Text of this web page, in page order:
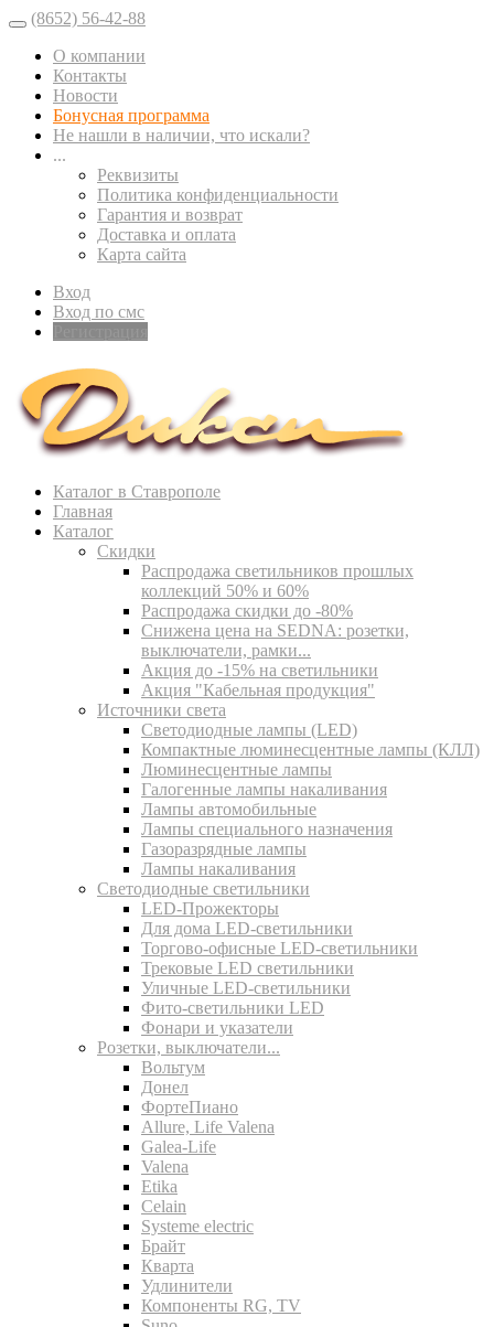
(8652) 56-42-88
О компании
Контакты
Новости
Бонусная программа
Не нашли в наличии, что искали?
...
Реквизиты
Политика конфиденциальности
Гарантия и возврат
Доставка и оплата
Карта сайта
Вход
Вход по смс
Каталог в Ставрополе
Главная
Каталог
Скидки
Распродажа светильников прошлых
коллекций 50% и 60%
Распродажа скидки до -80%
Cнижена цена на SEDNA: розетки,
выключатели, рамки...
Акция до -15% на светильники
Акция "Кабельная продукция"
Источники света
Светодиодные лампы (LED)
Компактные люминесцентные лампы (КЛЛ)
Люминесцентные лампы
Галогенные лампы накаливания
Лампы автомобильные
Лампы специального назначения
Газоразрядные лампы
Лампы накаливания
Светодиодные светильники
LED-Прожекторы
Для дома LED-светильники
Торгово-офисные LED-светильники
Трековые LED светильники
Уличные LED-светильники
Фито-светильники LED
Фонари и указатели
Розетки, выключатели...
Вольтум
Донел
ФортеПиано
Allure, Life Valena
Galea-Life
Valena
Etika
Celain
Systeme electric
Брайт
Кварта
Удлинители
Компоненты RG, TV